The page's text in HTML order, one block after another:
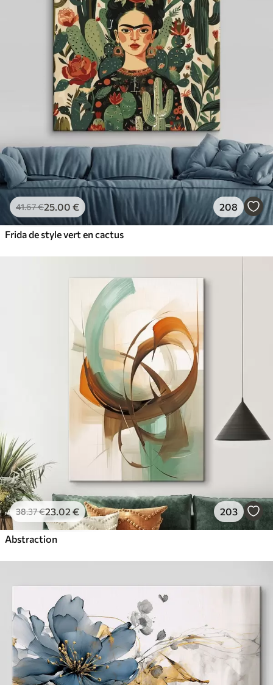
41.67€25.00 € 208
Frida de style vert en cactus
38.37€23.02 € 203
Abstraction